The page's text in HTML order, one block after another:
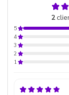
2
5
4
3
2
1